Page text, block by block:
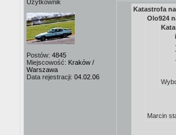
Użytkownik
Postów: 4845
Miejscowość: Kraków /
Warszawa
Data rejestracji: 04.02.06
Katastrofa
Olo924
Marcin